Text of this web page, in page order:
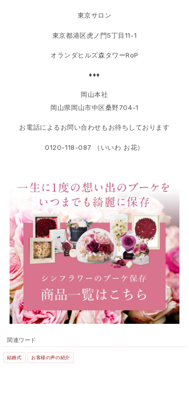
東京サロン
東京都港区虎ノ門5丁目11-1
オランダヒルズ森タワーRoP
♦♦♦
岡山本社
岡山県岡山市中区桑野704-1
お電話によるお問い合わせもお待ちしております
0120-118-087 （いいわ お花）
関連ワード
結婚式 お客様の声の紹介